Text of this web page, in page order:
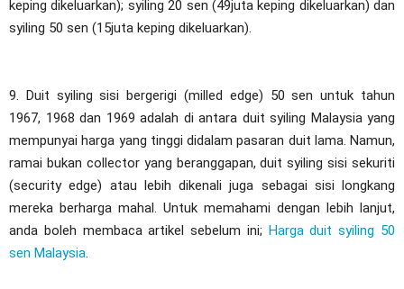
keping dikeluarkan); syiling 20 sen (49juta keping dikeluarkan) dan
syiling 50 sen (15juta keping dikeluarkan).
9. Duit syiling sisi bergerigi (milled edge) 50 sen untuk tahun
1967, 1968 dan 1969 adalah di antara duit syiling Malaysia yang
mempunyai harga yang tinggi didalam pasaran duit lama. Namun,
ramai bukan collector yang beranggapan, duit syiling sisi sekuriti
(security edge) atau lebih dikenali juga sebagai sisi longkang
mereka berharga mahal. Untuk memahami dengan lebih lanjut,
anda boleh membaca artikel sebelum ini; Harga duit syiling 50
sen Malaysia.